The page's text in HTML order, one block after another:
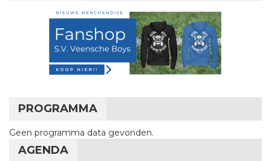
PROGRAMMA
Geen programma data gevonden.
AGENDA